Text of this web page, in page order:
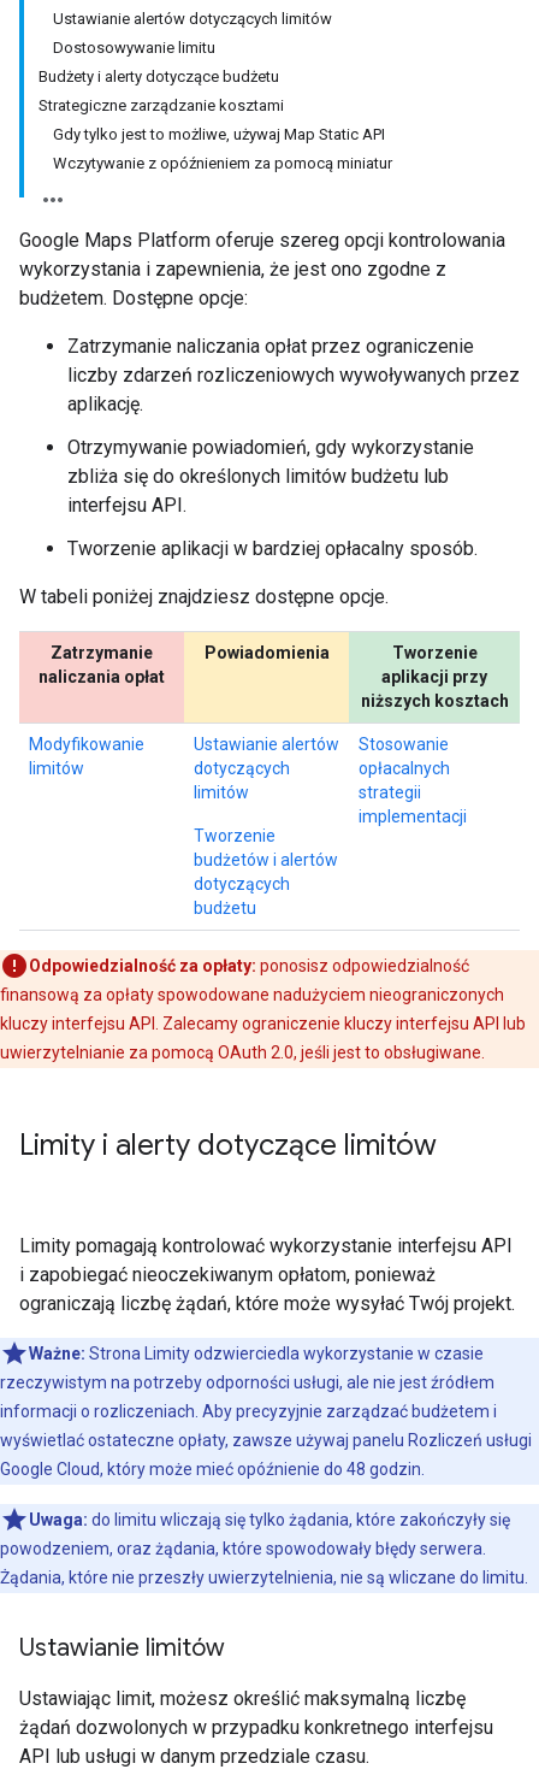
Ustawianie alertów dotyczących limitów
Dostosowywanie limitu
Budżety i alerty dotyczące budżetu
Strategiczne zarządzanie kosztami
Gdy tylko jest to możliwe, używaj Map Static API
Wczytywanie z opóźnieniem za pomocą miniatur
Google Maps Platform oferuje szereg opcji kontrolowania
wykorzystania i zapewnienia, że jest ono zgodne z
budżetem. Dostępne opcje:
Zatrzymanie naliczania opłat przez ograniczenie
liczby zdarzeń rozliczeniowych wywoływanych przez
aplikację.
Otrzymywanie powiadomień, gdy wykorzystanie
zbliża się do określonych limitów budżetu lub
interfejsu API.
Tworzenie aplikacji w bardziej opłacalny sposób.
W tabeli poniżej znajdziesz dostępne opcje.
Zatrzymanie
naliczania opłat
Powiadomienia
Tworzenie
aplikacji przy
niższych kosztach
Modyfikowanie
limitów
Ustawianie alertów
dotyczących
limitów
Tworzenie
budżetów i alertów
dotyczących
budżetu
Stosowanie
opłacalnych
strategii
implementacji
Odpowiedzialność za opłaty: ponosisz odpowiedzialność
finansową za opłaty spowodowane nadużyciem nieograniczonych
kluczy interfejsu API. Zalecamy ograniczenie kluczy interfejsu API lub
uwierzytelnianie za pomocą OAuth 2.0, jeśli jest to obsługiwane.
Limity i alerty dotyczące limitów
Limity pomagają kontrolować wykorzystanie interfejsu API
i zapobiegać nieoczekiwanym opłatom, ponieważ
ograniczają liczbę żądań, które może wysyłać Twój projekt.
Ważne: Strona Limity odzwierciedla wykorzystanie w czasie
rzeczywistym na potrzeby odporności usługi, ale nie jest źródłem
informacji o rozliczeniach. Aby precyzyjnie zarządzać budżetem i
wyświetlać ostateczne opłaty, zawsze używaj panelu Rozliczeń usługi
Google Cloud, który może mieć opóźnienie do 48 godzin.
Uwaga: do limitu wliczają się tylko żądania, które zakończyły się
powodzeniem, oraz żądania, które spowodowały błędy serwera.
Żądania, które nie przeszły uwierzytelnienia, nie są wliczane do limitu.
Ustawianie limitów
Ustawiając limit, możesz określić maksymalną liczbę
żądań dozwolonych w przypadku konkretnego interfejsu
API lub usługi w danym przedziale czasu.